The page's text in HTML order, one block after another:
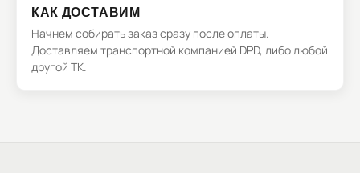
КАК ДОСТАВИМ
Начнем собирать заказ сразу после оплаты.
Доставляем транспортной компанией DPD, либо любой
другой ТК.